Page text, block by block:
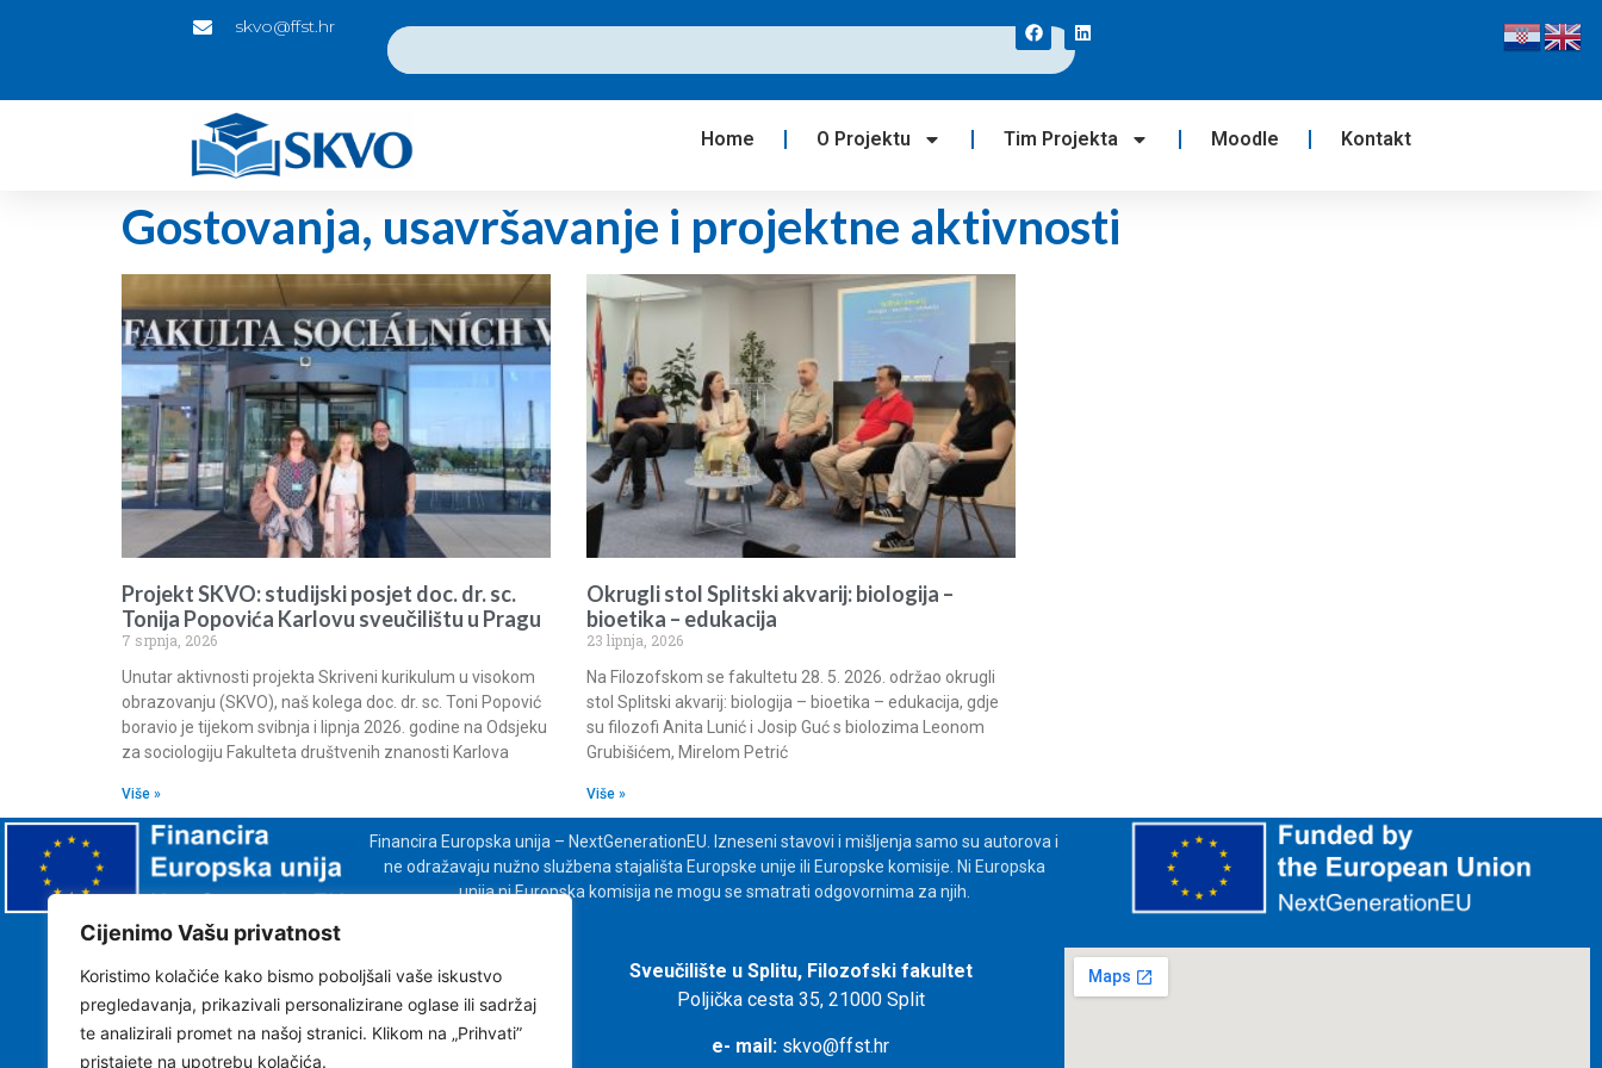
Cijenimo Vašu privatnost
Koristimo kolačiće kako bismo poboljšali vaše iskustvo
pregledavanja, prikazivali personalizirane oglase ili sadržaj
te analizirali promet na našoj stranici. Klikom na „Prihvati”
pristajete na upotrebu kolačića.
skvo@ffst.hr
Home O Projektu Tim Projekta Moodle Kontakt
Gostovanja, usavršavanje i projektne aktivnosti
Projekt SKVO: studijski posjet doc. dr. sc.
Tonija Popovića Karlovu sveučilištu u Pragu
7 srpnja, 2026
Unutar aktivnosti projekta Skriveni kurikulum u visokom
obrazovanju (SKVO), naš kolega doc. dr. sc. Toni Popović
boravio je tijekom svibnja i lipnja 2026. godine na Odsjeku
za sociologiju Fakulteta društvenih znanosti Karlova
Više »
Okrugli stol Splitski akvarij: biologija –
bioetika – edukacija
23 lipnja, 2026
Na Filozofskom se fakultetu 28. 5. 2026. održao okrugli
stol Splitski akvarij: biologija – bioetika – edukacija, gdje
su filozofi Anita Lunić i Josip Guć s biolozima Leonom
Grubišićem, Mirelom Petrić
Više »
Financira Europska unija – NextGenerationEU. Izneseni stavovi i mišljenja samo su autorova i
ne odražavaju nužno službena stajališta Europske unije ili Europske komisije. Ni Europska
unija ni Europska komisija ne mogu se smatrati odgovornima za njih.
Sveučilište u Splitu, Filozofski fakultet
Poljička cesta 35, 21000 Split
e- mail: skvo@ffst.hr